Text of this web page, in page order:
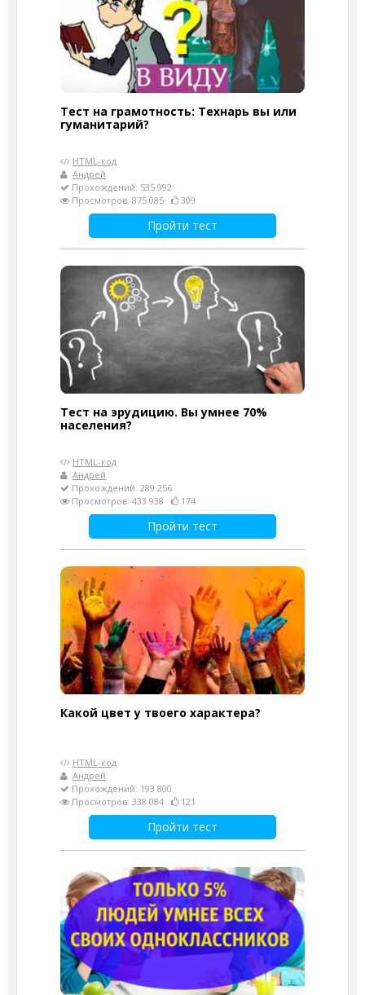
Тест на грамотность: Технарь вы или
гуманитарий?
HTML-код
Андрей
Прохождений: 535 992
Просмотров: 875 085
309
Пройти тест
Тест на эрудицию. Вы умнее 70%
населения?
HTML-код
Андрей
Прохождений: 289 256
Просмотров: 433 938
174
Пройти тест
Какой цвет у твоего характера?
HTML-код
Андрей
Прохождений: 193 800
Просмотров: 338 084
121
Пройти тест